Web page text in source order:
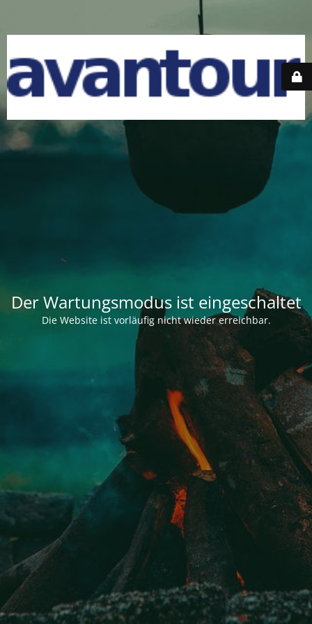
Der Wartungsmodus ist eingeschaltet
Die Website ist vorläufig nicht wieder erreichbar.